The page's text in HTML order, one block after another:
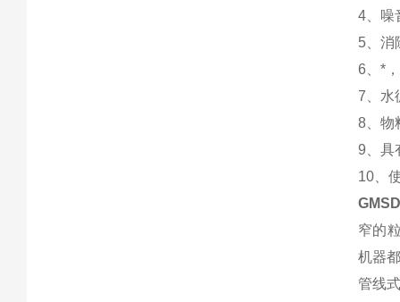
4、噪
5、消
6、*
7、水
8、物
9、具
10、
窄的
机器
管线